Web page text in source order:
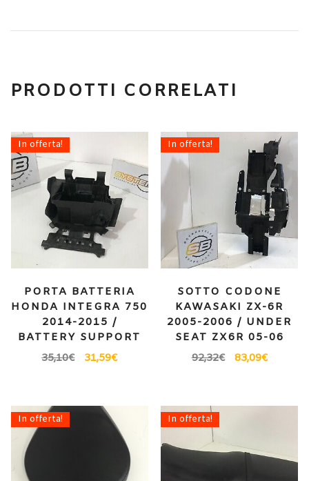
PRODOTTI CORRELATI
In offerta!
PORTA BATTERIA
HONDA INTEGRA 750
2014-2015 /
BATTERY SUPPORT
35,10€ 31,59€
In offerta!
SOTTO CODONE
KAWASAKI ZX-6R
2005-2006 / UNDER
SEAT ZX6R 05-06
92,32€ 83,09€
In offerta! In offerta!